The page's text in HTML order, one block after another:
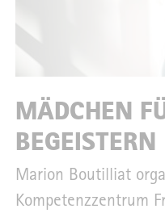
MÄDCHEN
BEGEISTERN
Marion Boutilliat
Kompetenzzentrum